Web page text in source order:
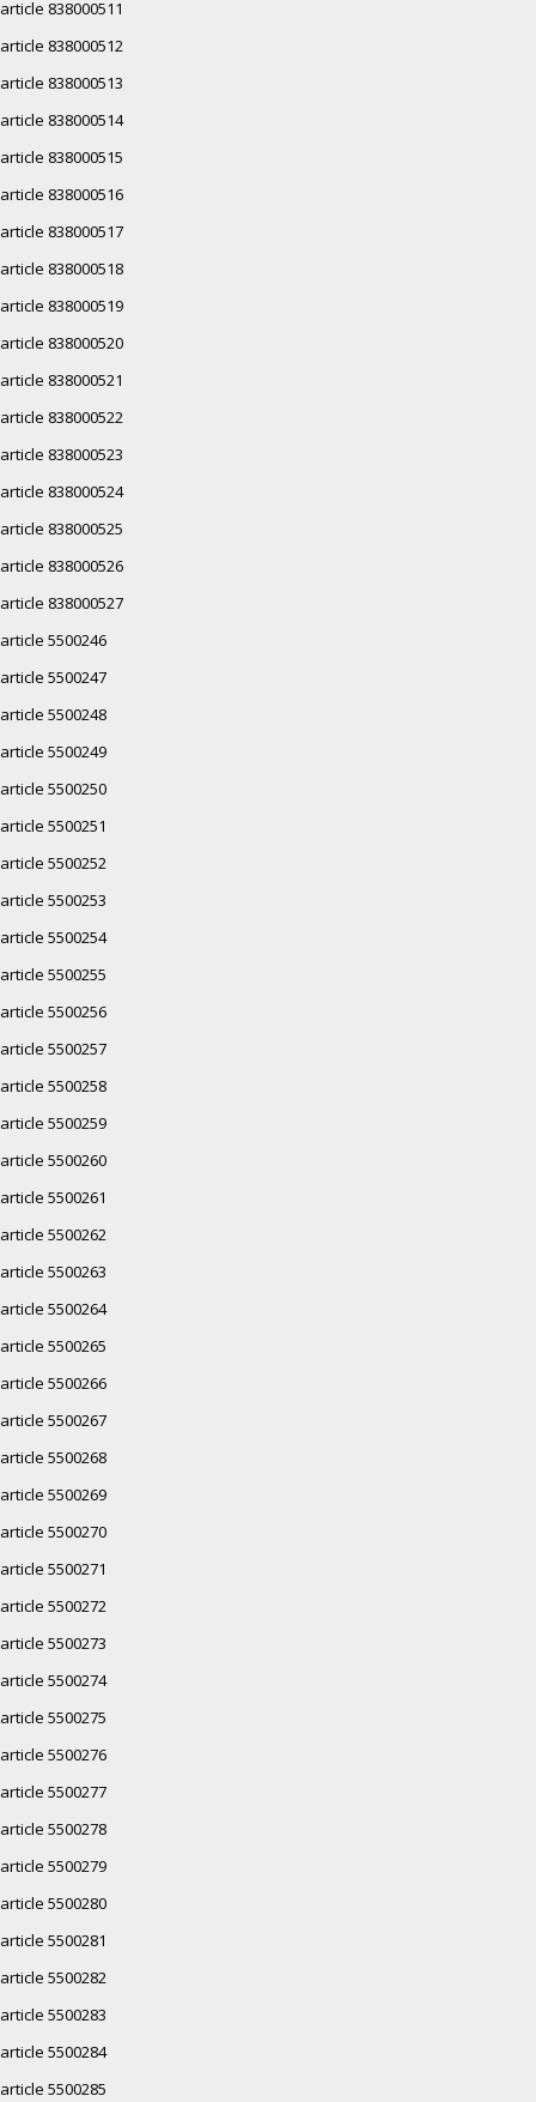
article 838000511
article 838000512
article 838000513
article 838000514
article 838000515
article 838000516
article 838000517
article 838000518
article 838000519
article 838000520
article 838000521
article 838000522
article 838000523
article 838000524
article 838000525
article 838000526
article 838000527
article 5500246
article 5500247
article 5500248
article 5500249
article 5500250
article 5500251
article 5500252
article 5500253
article 5500254
article 5500255
article 5500256
article 5500257
article 5500258
article 5500259
article 5500260
article 5500261
article 5500262
article 5500263
article 5500264
article 5500265
article 5500266
article 5500267
article 5500268
article 5500269
article 5500270
article 5500271
article 5500272
article 5500273
article 5500274
article 5500275
article 5500276
article 5500277
article 5500278
article 5500279
article 5500280
article 5500281
article 5500282
article 5500283
article 5500284
article 5500285